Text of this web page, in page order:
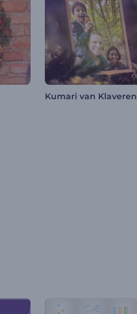
Kumari van Klaveren